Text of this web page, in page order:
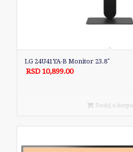
LG 24U41YA-B Monitor 23.8″
RSD 10,899.00
Dodaj u korpu